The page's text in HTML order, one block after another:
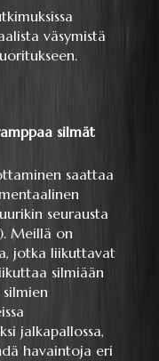
väsymistä
silmät
saattaa
seurausta
Meillä on
jotka liikuttavat
silmiään
jalkapallossa,
havaintoja eri